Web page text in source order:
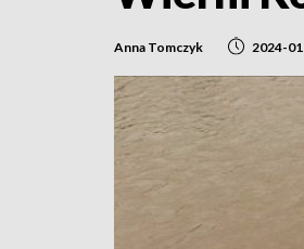
Anna Tomczyk 2024-